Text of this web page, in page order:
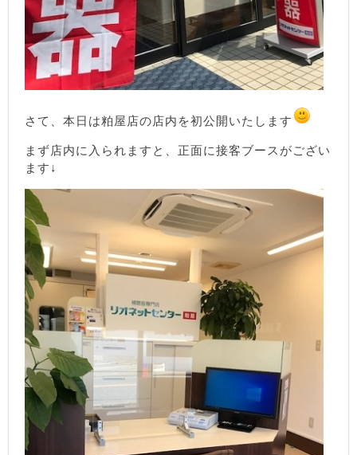
さて、本日は粕屋店の店内を初公開いたします
まず店内に入られますと、正面に接客ブースがござい
ます↓